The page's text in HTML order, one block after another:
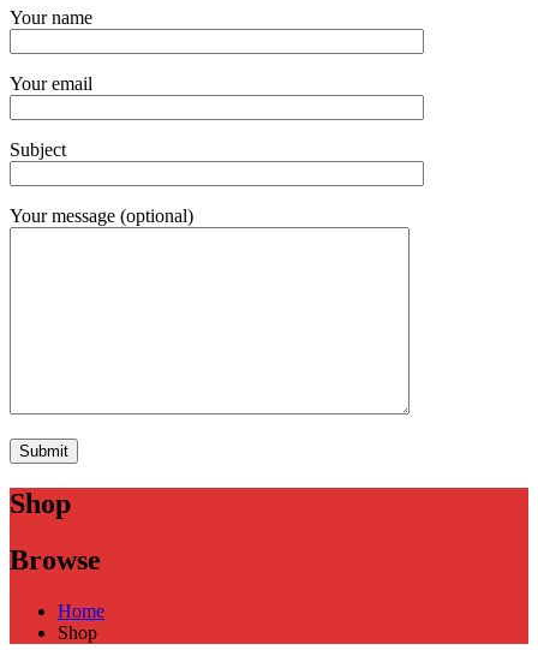
Your name
Your email
Subject
Your message (optional)
Shop
Browse
Home
Shop